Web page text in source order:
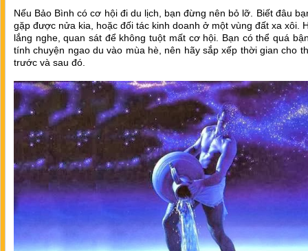
Nếu Bảo Bình có cơ hội đi du lịch, bạn đừng nên bỏ lỡ. Biết đâu
gặp được nửa kia, hoặc đối tác kinh doanh ở một vùng đất xa xôi.
lắng nghe, quan sát để không tuột mất cơ hội. Bạn có thể quá
tính chuyện ngao du vào mùa hè, nên hãy sắp xếp thời gian cho
trước và sau đó.